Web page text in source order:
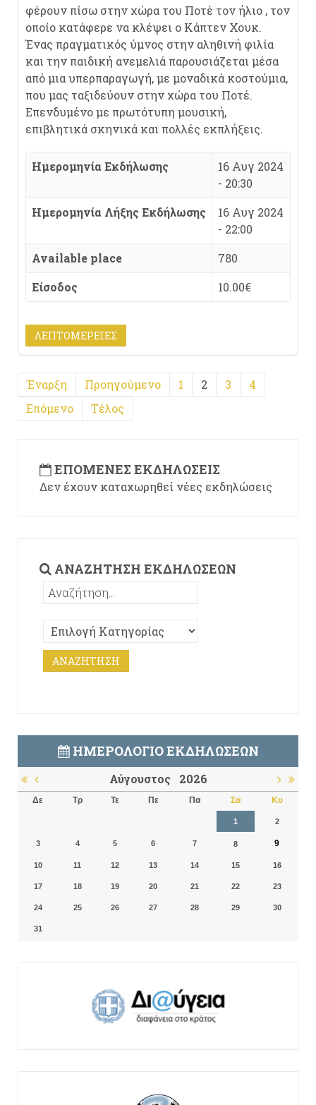
φέρουν πίσω στην χώρα του Ποτέ τον ήλιο , τον
οποίο κατάφερε να κλέψει ο Κάπτεν Χουκ.
Ένας πραγματικός ύμνος στην αληθινή φιλία
και την παιδική ανεμελιά παρουσιάζεται μέσα
από μια υπερπαραγωγή, με μοναδικά κοστούμια,
που μας ταξιδεύουν στην χώρα του Ποτέ.
Επενδυμένο με πρωτότυπη μουσική,
επιβλητικά σκηνικά και πολλές εκπλήξεις.
Ημερομηνία Εκδήλωσης
16 Αυγ 2024
- 20:30
Ημερομηνία Λήξης Εκδήλωσης
16 Αυγ 2024
- 22:00
Available place
780
Είσοδος
10.00€
ΛΕΠΤΟΜΈΡΕΙΕΣ
Έναρξη Προηγούμενο 1 2 3
4
Επόμενο
Τέλος
ΕΠΌΜΕΝΕΣ ΕΚΔΗΛΏΣΕΙΣ
Δεν έχουν καταχωρηθεί νέες εκδηλώσεις
ΑΝΑΖΉΤΗΣΗ ΕΚΔΗΛΏΣΕΩΝ
ΗΜΕΡΟΛΌΓΙΟ ΕΚΔΗΛΏΣΕΩΝ
Αύγουστος 2026
Δε Τρ Τε Πε Πα Σα Κυ
1 2
3 4 5 6 7 8 9
10 11 12 13 14 15 16
17 18 19 20 21 22 23
24 25 26 27 28 29 30
31